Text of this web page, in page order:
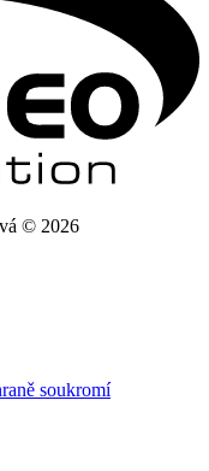
© 2026
soukromí